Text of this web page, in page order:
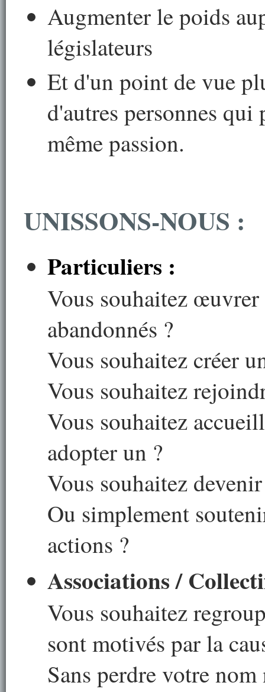
Augmenter le poids
législateurs
Et d'un point de vue
d'autres personnes
même passion.
UNISSONS-NOUS :
Particuliers :
Vous souhaitez
abandonnés ?
Vous souhaitez créer
Vous souhaitez
Vous souhaitez
adopter un ?
Vous souhaitez
Ou simplement
actions ?
Associations /
Vous souhaitez
sont motivés par la
Sans perdre votre